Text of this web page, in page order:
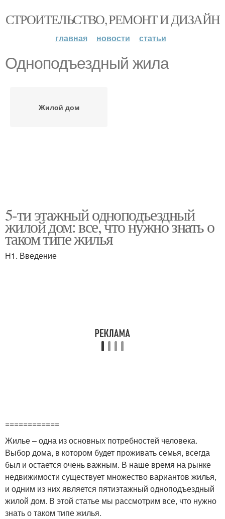
СТРОИТЕЛЬСТВО, РЕМОНТ И ДИЗАЙН
главная новости статьи
Одноподъездный жила
Жилой дом
5-ти этажный одноподъездный
жилой дом: все, что нужно знать о
таком типе жилья
H1. Введение
============
Жилье – одна из основных потребностей человека.
Выбор дома, в котором будет проживать семья, всегда
был и остается очень важным. В наше время на рынке
недвижимости существует множество вариантов жилья,
и одним из них является пятиэтажный одноподъездный
жилой дом. В этой статье мы рассмотрим все, что нужно
знать о таком типе жилья.